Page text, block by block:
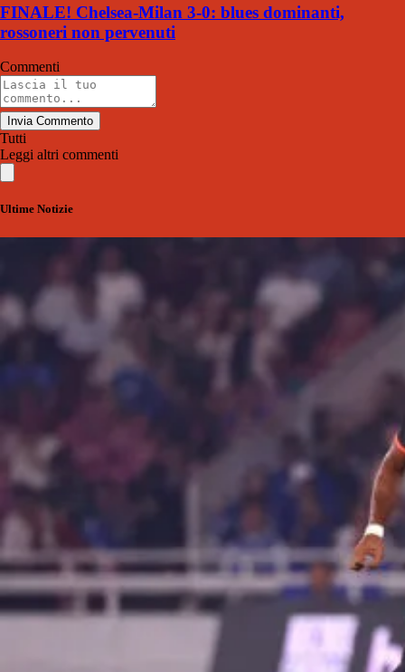
FINALE! Chelsea-Milan 3-0: blues dominanti,
rossoneri non pervenuti
Commenti
Invia Commento
Tutti
Leggi altri commenti
Ultime Notizie